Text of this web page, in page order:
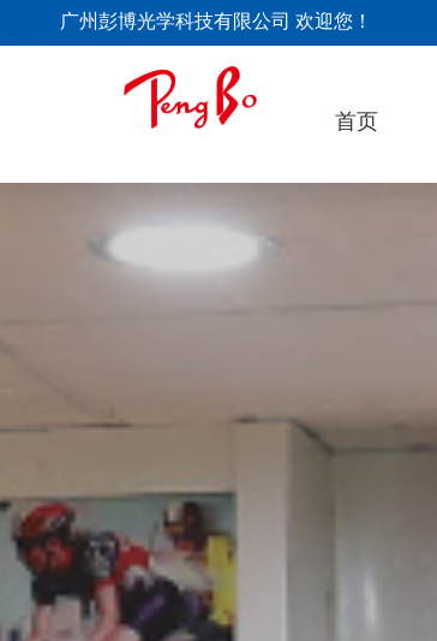
广州彭博光学科技有限公司 欢迎您
首页